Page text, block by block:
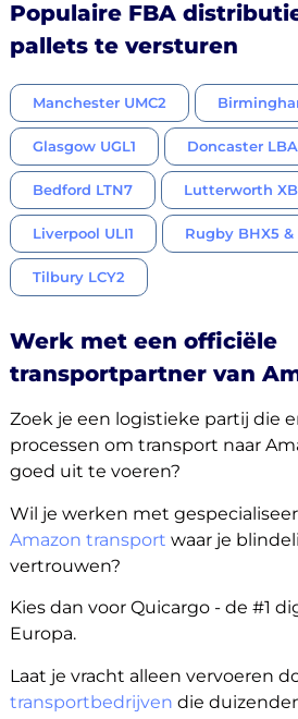
Populaire FBA
pallets te versturen
Manchester UMC2
Glasgow UGL1 Doncaster
Bedford LTN7 Lutterworth
Liverpool ULI1 Rugby BHX5 &
Tilbury LCY2
Werk met een officiële
transportpartner van
Zoek je een logistieke partij die
processen om transport naar
goed uit te voeren?
Wil je werken met
Amazon transport waar je
vertrouwen?
Kies dan voor Quicargo - de #1
Europa.
Laat je vracht alleen vervoeren
transportbedrijven die